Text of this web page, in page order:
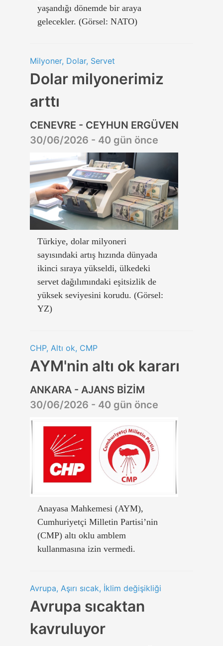
yaşandığı dönemde bir araya
gelecekler. (Görsel: NATO)
Milyoner, Dolar, Servet
Dolar milyonerimiz
arttı
CENEVRE - CEYHUN ERGÜVEN
30/06/2026 - 40 gün önce
Türkiye, dolar milyoneri
sayısındaki artış hızında dünyada
ikinci sıraya yükseldi, ülkedeki
servet dağılımındaki eşitsizlik de
yüksek seviyesini korudu. (Görsel:
YZ)
CHP, Altı ok, CMP
AYM'nin altı ok kararı
ANKARA - AJANS BİZİM
30/06/2026 - 40 gün önce
Anayasa Mahkemesi (AYM),
Cumhuriyetçi Milletin Partisi’nin
(CMP) altı oklu amblem
kullanmasına izin vermedi.
Avrupa, Aşırı sıcak, İklim değişikliği
Avrupa sıcaktan
kavruluyor